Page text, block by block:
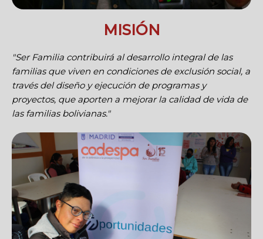
MISIÓN
"Ser Familia contribuirá al desarrollo integral de las
familias que viven en condiciones de exclusión social, a
través del diseño y ejecución de programas y
proyectos, que aporten a mejorar la calidad de vida de
las familias bolivianas."